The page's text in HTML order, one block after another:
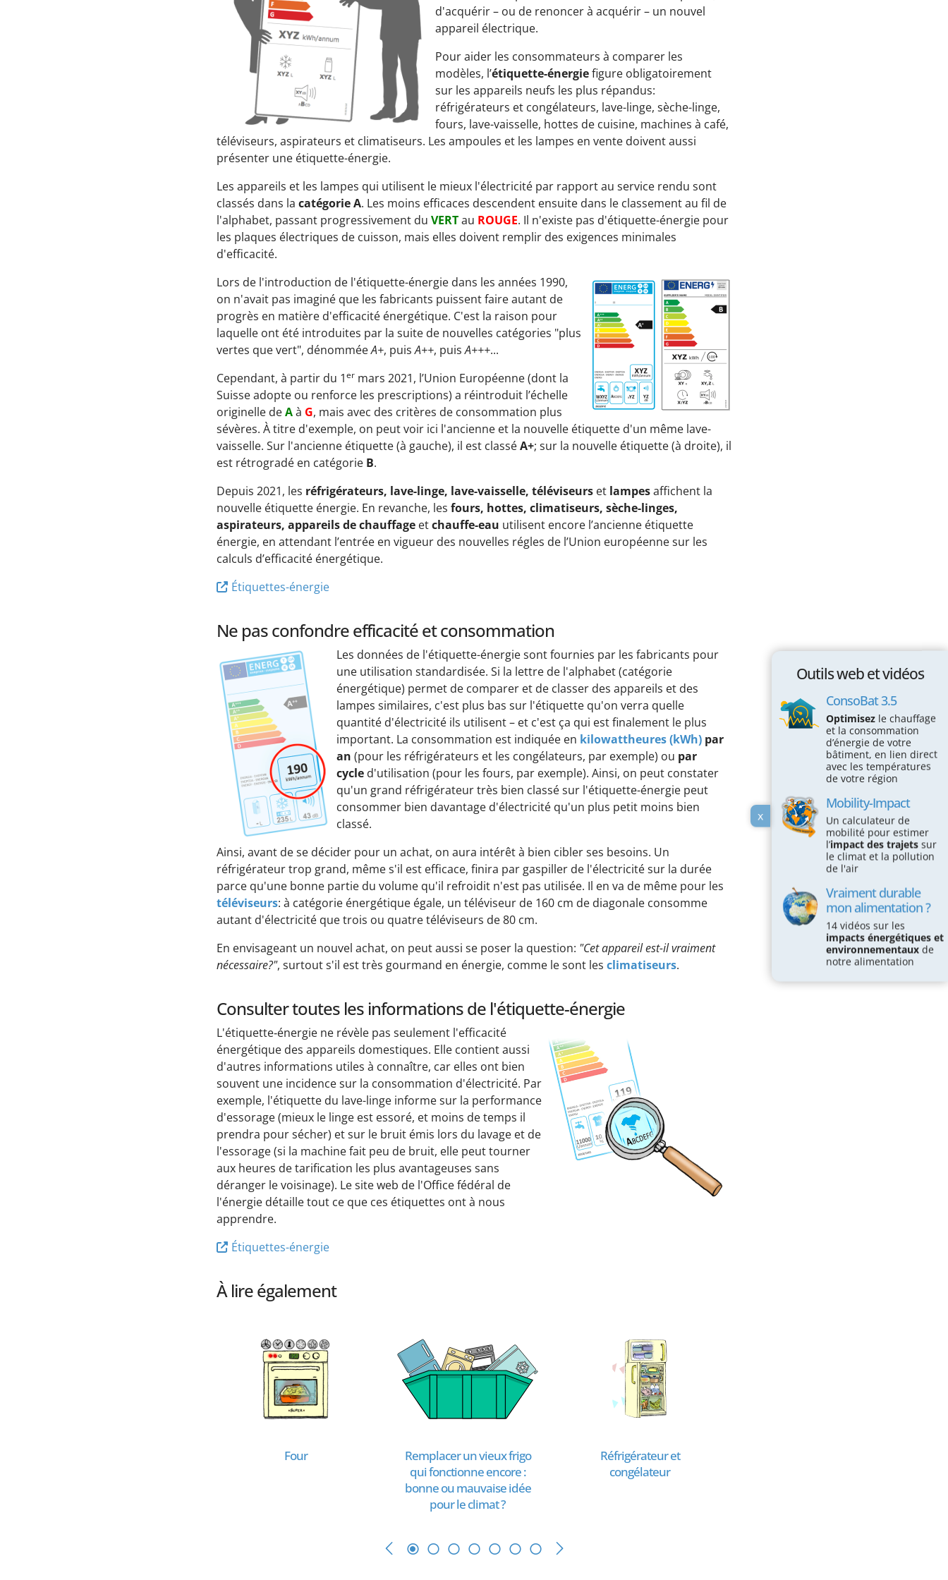
Passez à l'action !
Économiser le chauffage
Protéger la Biodiversité
Espace éducatif
Maison des écogestes
Outils web et vidéos
Mobility-Impact
Vraiment durable mon alimentation?
d'acquérir – ou de renoncer à acquérir – un nouvel
appareil électrique.
Pour aider les consommateurs à comparer les
modèles, l’étiquette-énergiefigure obligatoirement
sur les appareils neufs les plus répandus:
réfrigérateurs et congélateurs, lave-linge, sèche-linge,
fours, lave-vaisselle, hottes de cuisine, machines à café,
téléviseurs, aspirateurs et climatiseurs. Les ampoules et les lampes en vente doivent aussi
présenter une étiquette-énergie.
Les appareils et les lampes qui utilisent le mieux l'électricité par rapport au service rendu sont
classés dans la catégorie A. Les moins efficaces descendent ensuite dans le classement au fil de
l'alphabet, passant progressivement du VERTau ROUGE. Il n'existe pas d'étiquette-énergie pour
les plaques électriques de cuisson, mais elles doivent remplir des exigences minimales
d'efficacité.
Lors de l'introduction de l'étiquette-énergie dans les années 1990,
on n'avait pas imaginé que les fabricants puissent faire autant de
progrès en matière d'efficacité énergétique. C'est la raison pour
laquelle ont été introduites par la suite de nouvelles catégories "plus
vertes que vert", dénomméeA+, puisA++, puisA+++...
Cependant, à partir du 1er mars 2021, l’Union Européenne (dont la
Suisse adopte ou renforce les prescriptions) a réintroduit l’échelle
originelle deAà G, mais avec des critères de consommation plus
sévères. À titre d'exemple, on peut voir ici l'ancienne et la nouvelle étiquette d'un même lave-
vaisselle. Sur l'ancienne étiquette (à gauche), il est classéA+; sur la nouvelle étiquette (à droite), il
est rétrogradé en catégorie B.
Depuis 2021, les réfrigérateurs, lave-linge, lave-vaisselle, téléviseurs et lampesaffichent la
nouvelle étiquette énergie. En revanche, les fours, hottes, climatiseurs, sèche-linges,
aspirateurs, appareils de chauffage etchauffe-eau utilisent encore l’ancienne étiquette
énergie, en attendant l’entrée en vigueur des nouvelles régles de l’Union européenne sur les
calculs d’efficacité énergétique.
Étiquettes-énergie
Ne pas confondre efficacité et consommation
Les données de l'étiquette-énergie sont fournies par les fabricants pour
une utilisation standardisée. Si la lettre de l'alphabet (catégorie
énergétique) permet de comparer et de classer des appareils et des
lampes similaires, c'est plus bas sur l'étiquette qu'on verra quelle
quantité d'électricité ils utilisent – et c'est ça qui est finalement le plus
important. La consommation est indiquée en kilowattheures (kWh) par
an (pour les réfrigérateurs et les congélateurs, par exemple) ou par
cycle d'utilisation (pour les fours, par exemple). Ainsi, on peut constater
qu'un grand réfrigérateur très bien classé sur l'étiquette-énergie peut
consommer bien davantage d'électricité qu'un plus petit moins bien
classé.
Ainsi, avant de se décider pour un achat, on aura intérêt à bien cibler ses besoins. Un
réfrigérateur trop grand, même s'il est efficace, finira par gaspiller de l'électricité sur la durée
parce qu'une bonne partie du volume qu'il refroidit n'est pas utilisée. Il en va de même pour les
téléviseurs: à catégorie énergétique égale, un téléviseur de 160 cm de diagonale consomme
autant d'électricité que trois ou quatre téléviseurs de 80 cm.
En envisageant un nouvel achat, on peut aussi se poser la question: "Cet appareil est-il vraiment
nécessaire?", surtout s'il est très gourmand en énergie, comme le sont les climatiseurs.
Consulter toutes les informations de l'étiquette-énergie
L'étiquette‑énergie ne révèle pas seulement l'efficacité
énergétique des appareils domestiques. Elle contient aussi
d'autres informations utiles à connaître, car elles ont bien
souvent une incidence sur la consommation d'électricité. Par
exemple, l'étiquette du lave-linge informe sur la performance
d'essorage (mieux le linge est essoré, et moins de temps il
prendra pour sécher) et sur le bruit émis lors du lavage et de
l'essorage (si la machine fait peu de bruit, elle peut tourner
aux heures de tarification les plus avantageuses sans
déranger le voisinage). Le site web de l'Office fédéral de
l'énergie détaille tout ce que ces étiquettes ont à nous
apprendre.
Étiquettes-énergie
À lire également
Four
Remplacer un vieux frigo
qui fonctionne encore :
bonne ou mauvaise idée
pour le climat ?
Réfrigérateur et
congélateur
x
Outils web et vidéos
ConsoBat 3.5
Optimisez le chauffage
et la consommation
d’énergie de votre
bâtiment, en lien direct
avec les températures
de votre région
Mobility-Impact
Un calculateur de
mobilité pour estimer
l’impact des trajets sur
le climat et la pollution
de l'air
Vraiment durable
mon alimentation ?
14 vidéos sur les
impacts énergétiques et
environnementaux de
notre alimentation